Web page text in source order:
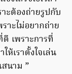
ะต้องถ่ายรูปกับ
าะไม่อยากถ่าย
เพราะการที่
เราตั้งใจเล่น
นาม ”